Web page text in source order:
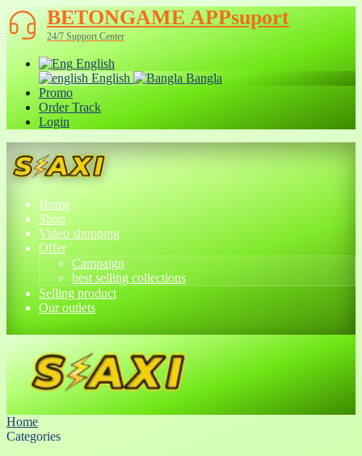
BETONGAME APPsuport
24/7 Support Center
English
English
Bangla
Promo
Order Track
Login
Home
Shop
Video shopping
Offer
Campaign
best selling collections
Selling product
Our outlets
Home
Categories